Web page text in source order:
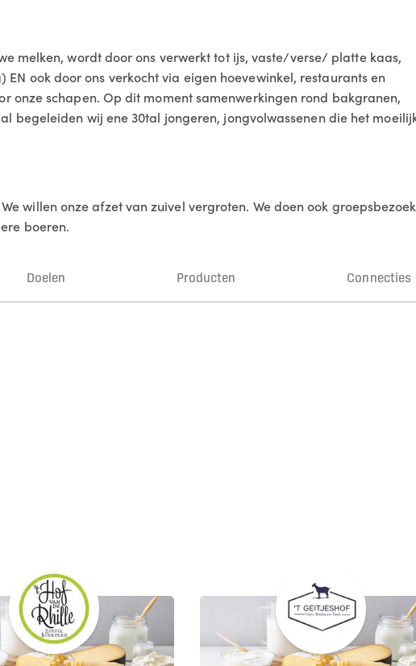
melken, wordt door ons verwerkt tot ijs, vaste/verse/ platte kaas,
ook door ons verkocht via eigen hoevewinkel, restaurants en
onze schapen. Op dit moment samenwerkingen rond bakgranen,
begeleiden wij ene 30tal jongeren, jongvolwassenen die het
willen onze afzet van zuivel vergroten. We doen ook
boeren.
Doelen Producten Connecties